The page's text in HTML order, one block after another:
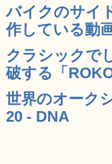
バイクのサイ
作している動
クラシックで
破する「
世界のオーク
20 - DNA